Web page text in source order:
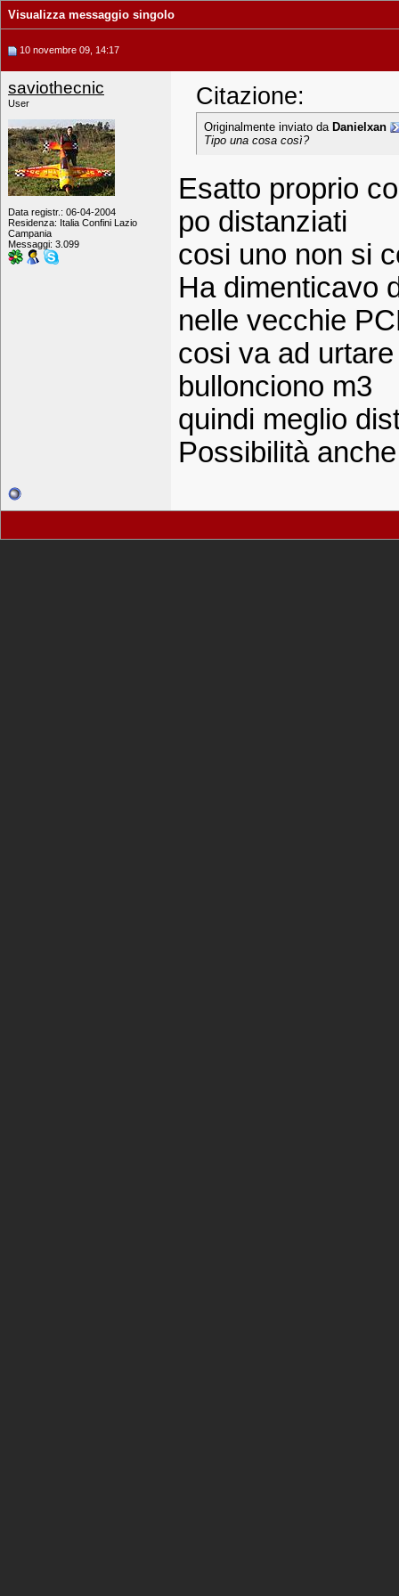
Visualizza messaggio singolo
10 novembre 09, 14:17
saviothecnic
User
Data registr.: 06-04-2004
Residenza: Italia Confini Lazio
Campania
Messaggi: 3.099
Citazione:
Originalmente inviato da Danielxan
Tipo una cosa così?
Esatto proprio
po distanziati
cosi uno non si
Ha dimenticavo
nelle vecchie
cosi va ad
bullonciono m3
quindi meglio
Possibilità